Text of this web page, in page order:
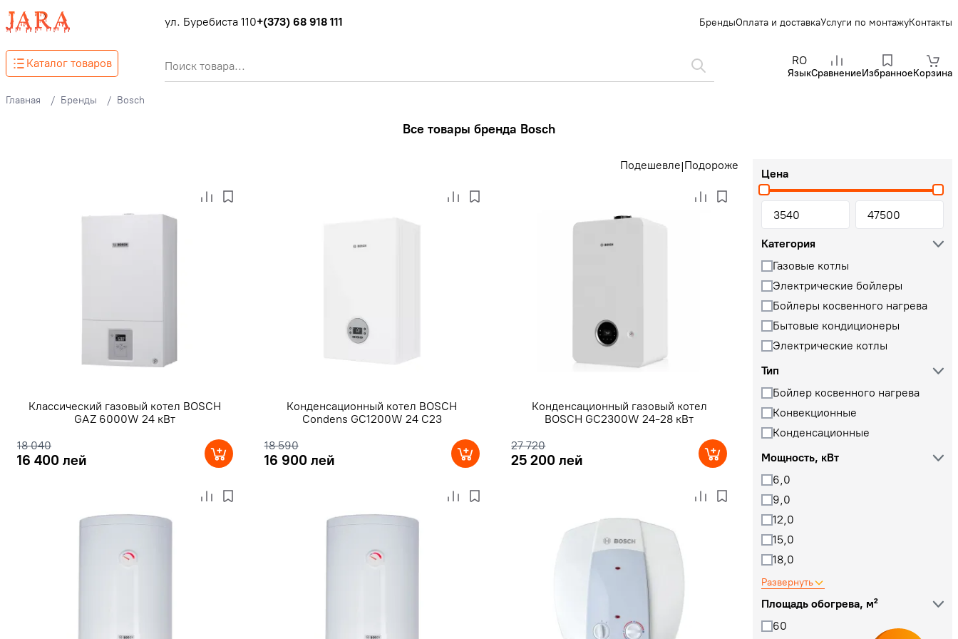
ул. Буребиста 110+(373) 68 918 111 БрендыОплата и доставкаУслуги по монтажуКонтакты
Каталог товаров RO
ЯзыкСравнениеИзбранноеКорзина
Главная Бренды Bosch
Все товары бренда Bosch
Подешевле|Подороже
Классический газовый котел BOSCH
GAZ 6000W 24 кВт
18 040
16 400 лей
Конденсационный котел BOSCH
Condens GC1200W 24 C23
18 590
16 900 лей
Конденсационный газовый котел
BOSCH GC2300W 24-28 кВт
27 720
25 200 лей
Цена
Категория
Газовые котлы
Электрические бойлеры
Бойлеры косвенного нагрева
Бытовые кондиционеры
Электрические котлы
Тип
Бойлер косвенного нагрева
Конвекционные
Конденсационные
Мощность, кВт
6,0
9,0
12,0
15,0
18,0
Развернуть
Площадь обогрева, м²
60